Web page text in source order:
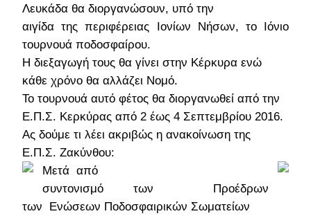
Λευκάδα θα διοργανώσουν, υπό την
αιγίδα της περιφέρειας Ιονίων Νήσων, το Ιόνιο
τουρνουά ποδοσφαίρου.
Η διεξαγωγή τους θα γίνει στην Κέρκυρα ενώ
κάθε χρόνο θα αλλάζει Νομό.
Το τουρνουά αυτό φέτος θα διοργανωθεί από την
Ε.Π.Σ. Κερκύρας από 2 έως 4 Σεπτεμβρίου 2016.
Ας δούμε τι λέει ακριβώς η ανακοίνωση της
Ε.Π.Σ. Ζακύνθου:
Μετά από
συντονισμό των Προέδρων
των Ενώσεων Ποδοσφαιρικών Σωματείων